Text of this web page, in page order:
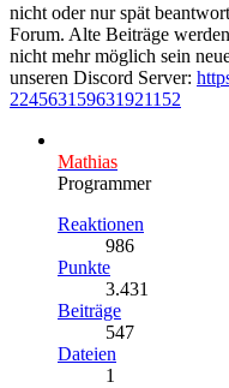
nicht oder nur spät
Forum. Alte Beiträge
nicht mehr möglich sein
unseren Discord Server:
224563159631921152
Mathias
Programmer
Reaktionen
986
Punkte
3.431
Beiträge
547
Dateien
1